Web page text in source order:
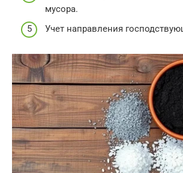
мусора.
Учет направления